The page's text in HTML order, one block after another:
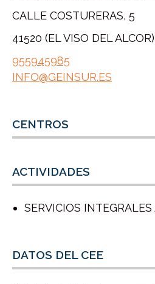
CALLE COSTURERAS, 5
41520 (EL VISO DEL
955945985
INFO@GEINSUR.ES
CENTROS
ACTIVIDADES
SERVICIOS INTEGRALES
DATOS DEL CEE